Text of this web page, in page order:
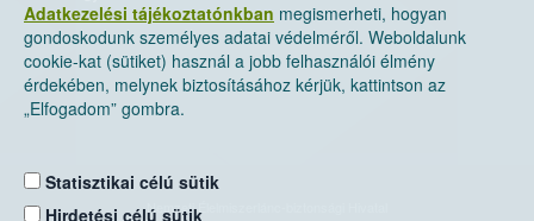
Adatkezelési tájékoztatónkban megismerheti, hogyan
gondoskodunk személyes adatai védelméről. Weboldalunk
cookie-kat (sütiket) használ a jobb felhasználói élmény
érdekében, melynek biztosításához kérjük, kattintson az
„Elfogadom” gombra.
Statisztikai célú sütik
Hirdetési célú sütikNemzeti Élelmiszerlánc-biztonsági Hivatal